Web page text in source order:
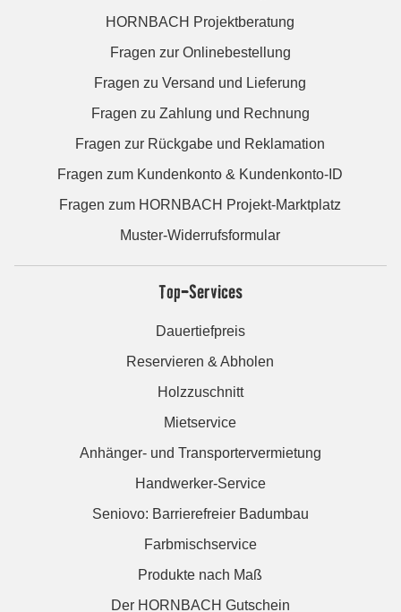
HORNBACH Projektberatung
Fragen zur Onlinebestellung
Fragen zu Versand und Lieferung
Fragen zu Zahlung und Rechnung
Fragen zur Rückgabe und Reklamation
Fragen zum Kundenkonto & Kundenkonto-ID
Fragen zum HORNBACH Projekt-Marktplatz
Muster-Widerrufsformular
Top-Services
Dauertiefpreis
Reservieren & Abholen
Holzzuschnitt
Mietservice
Anhänger- und Transportervermietung
Handwerker-Service
Seniovo: Barrierefreier Badumbau
Farbmischservice
Produkte nach Maß
Der HORNBACH Gutschein